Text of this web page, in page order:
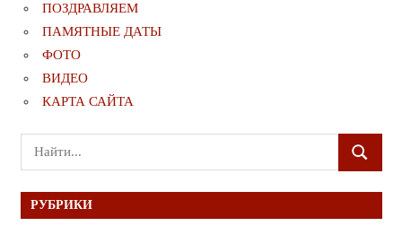
ПОЗДРАВЛЯЕМ
ПАМЯТНЫЕ ДАТЫ
ФОТО
ВИДЕО
КАРТА САЙТА
Поиск
для:
ПОИСК
РУБРИКИ